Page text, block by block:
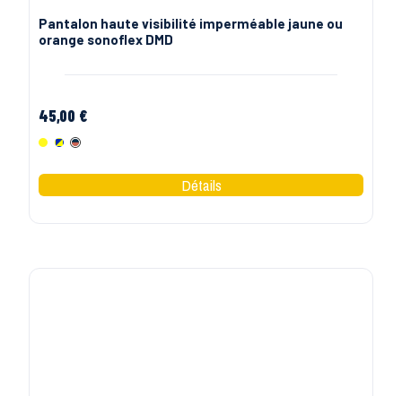
Pantalon haute visibilité imperméable jaune ou
orange sonoflex DMD
45,00 €
JauneMarine Jaune
Marine/Orange